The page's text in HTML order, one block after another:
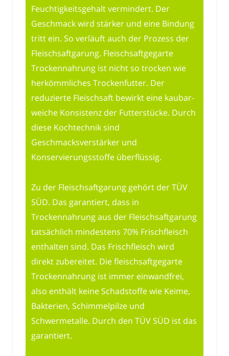
Feuchtigkeitsgehalt vermindert. Der
Geschmack wird stärker und eine Bindung
tritt ein. So verläuft auch der Prozess der
Fleischsaftgarung. Fleischsaftgegarte
Trockennahrung ist nicht so trocken wie
herkömmliches Trockenfutter. Der
reduzierte Fleischsaft bewirkt eine kaubar-
weiche Konsistenz der Futterstücke. Durch
diese Kochtechnik sind
Geschmacksverstärker und
Konservierungsstoffe überflüssig.
Zu der Fleischsaftgarung gehört der TÜV
SÜD. Das garantiert, dass in
Trockennahrung aus der Fleischsaftgarung
tatsächlich mindestens 70% Frischfleisch
enthalten sind. Das Frischfleisch wird
direkt zubereitet. Die fleischsaftgegarte
Trockennahrung ist immer einwandfrei,
also enthält keine Schadstoffe wie Keime,
Bakterien, Schimmelpilze und
Schwermetalle. Durch den TÜV SÜD ist das
garantiert.